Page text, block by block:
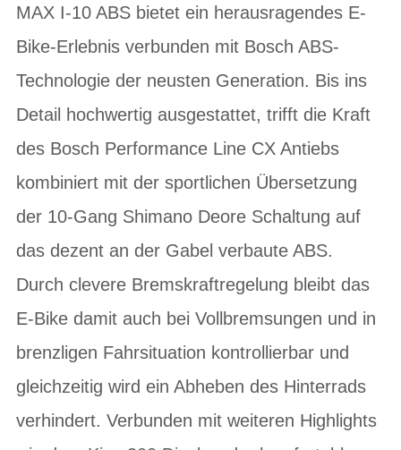
MAX I-10 ABS bietet ein herausragendes E-
Bike-Erlebnis verbunden mit Bosch ABS-
Technologie der neusten Generation. Bis ins
Detail hochwertig ausgestattet, trifft die Kraft
des Bosch Performance Line CX Antiebs
kombiniert mit der sportlichen Übersetzung
der 10-Gang Shimano Deore Schaltung auf
das dezent an der Gabel verbaute ABS.
Durch clevere Bremskraftregelung bleibt das
E-Bike damit auch bei Vollbremsungen und in
brenzligen Fahrsituation kontrollierbar und
gleichzeitig wird ein Abheben des Hinterrads
verhindert. Verbunden mit weiteren Highlights